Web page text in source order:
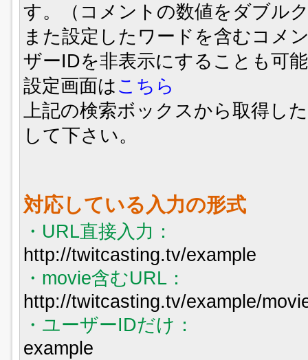
す。（コメントの数値をダブル
また設定したワードを含むコメ
ザーIDを非表示にすることも可
設定画面はこちら
上記の検索ボックスから取得し
して下さい。
対応している入力の形式
・URL直接入力：
http://twitcasting.tv/example
・movie含むURL：
http://twitcasting.tv/example/
・ユーザーIDだけ：
example